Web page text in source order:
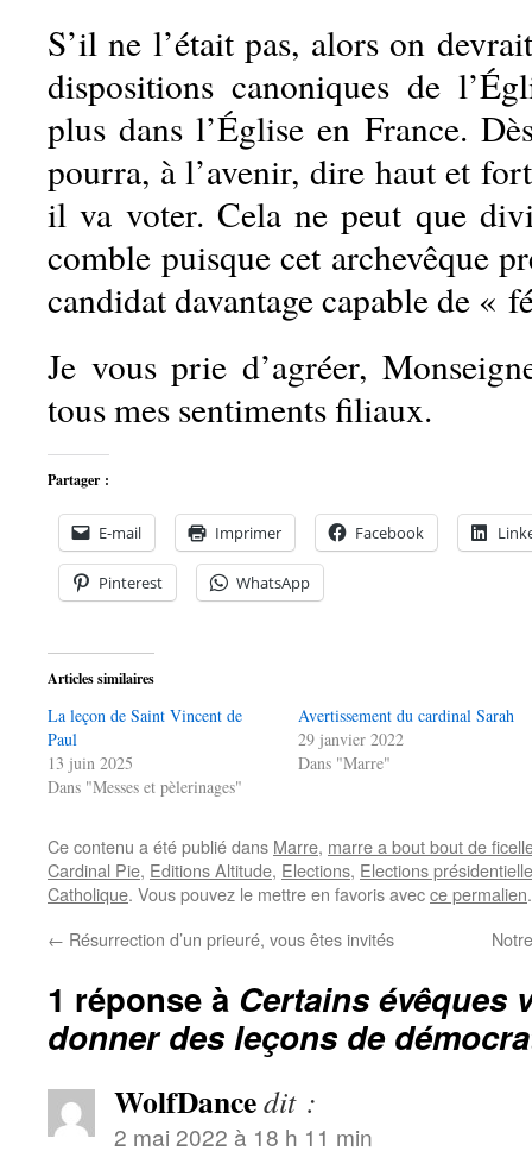
S’il ne l’était pas, alors on
dispositions canoniques de
plus dans l’Église en France.
pourra, à l’avenir, dire haut et
il va voter. Cela ne peut que
comble puisque cet archevêque
candidat davantage capable de «
Je vous prie d’agréer,
tous mes sentiments filiaux.
Partager :
E-mail Imprimer Facebook
Pinterest WhatsApp
Articles similaires
La leçon de Saint Vincent de
Paul
13 juin 2025
Dans "Messes et pèlerinages"
Avertissement du cardinal Sarah
29 janvier 2022
Dans "Marre"
Ce contenu a été publié dans Marre, marre a bout bout de
Cardinal Pie, Editions Altitude, Elections, Elections
Catholique. Vous pouvez le mettre en favoris avecce permalien.
← Résurrection d’un prieuré, vous êtes invités
1 réponse à Certains évêques
donner des leçons de
WolfDancedit :
2 mai 2022 à 18 h 11 min